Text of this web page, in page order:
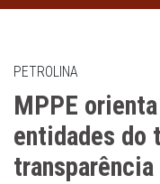
PETROLINA
MPPE
entidades do